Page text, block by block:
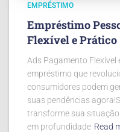
EMPRÉSTIMO
Empréstimo
Flexível e Prático
Ads Pagamento Flexível
empréstimo que
consumidores podem
suas pendências
transforme sua
em profundidade Read